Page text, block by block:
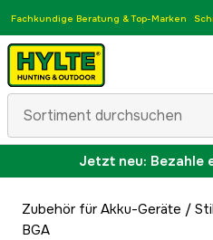
Fachkundige Beratung & Top-Marken
Jetzt neu: Bezahle
Zubehör für Akku-Geräte /
BGA